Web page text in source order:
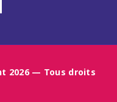
2026 — Tous droits